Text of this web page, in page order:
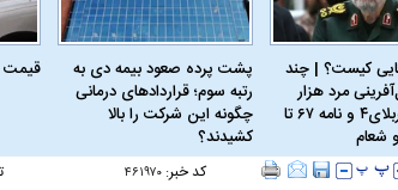
کیست؟ | چند
مرد هزار
نسخه؛ از کربلای۴ و نامه ۶۷ تا
شعام
پشت پرده صعود بیمه دی به
رتبه سوم؛ قراردادهای درمانی
چگونه این شرکت را بالا
کشیدند؟
قیمت روز
کد خبر: ۴۶۱۹۷۰